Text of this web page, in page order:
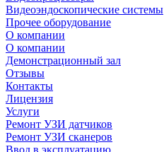
Видеоэндоскопические системы
Прочее оборудование
О компании
О компании
Демонстрационный зал
Отзывы
Контакты
Лицензия
Услуги
Ремонт УЗИ датчиков
Ремонт УЗИ сканеров
Ввод в эксплуатацию